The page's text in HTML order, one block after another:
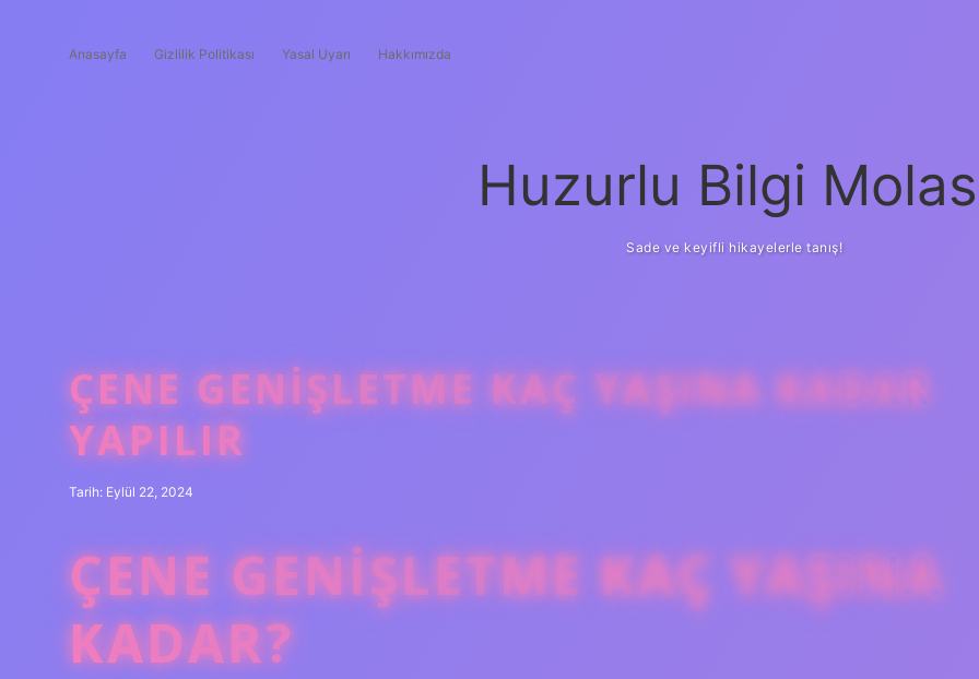
Anasayfa Gizlilik Politikası Yasal Uyarı Hakkımızda
Huzurlu Bilgi
Sade ve keyifli hikayelerle tanış!
ÇENE GENIŞLETME KAÇ YAŞINA KADAR
YAPILIR
Tarih: Eylül 22, 2024
ÇENE GENIŞLETME KAÇ YAŞINA
KADAR?